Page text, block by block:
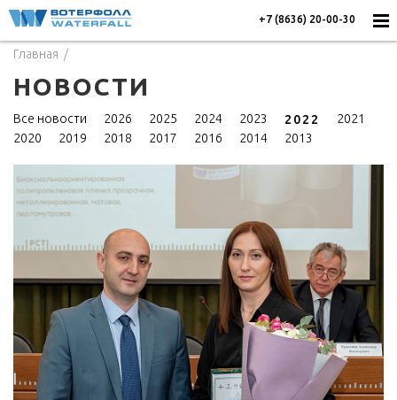
+7 (8636) 20-00-30
Главная
НОВОСТИ
Все новости 2026 2025 2024 2023 2022
2021
2020
2019 2018 2017 2016 2014 2013